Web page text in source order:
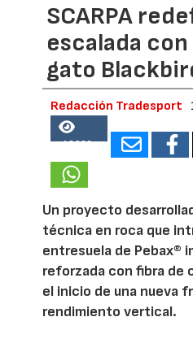
SCARPA
escalada
gato
Redacción Tradesport
18966
Un proyecto
técnica en roca que
entresuela de Pebax®
reforzada con fibra de
el inicio de una nueva
rendimiento vertical.